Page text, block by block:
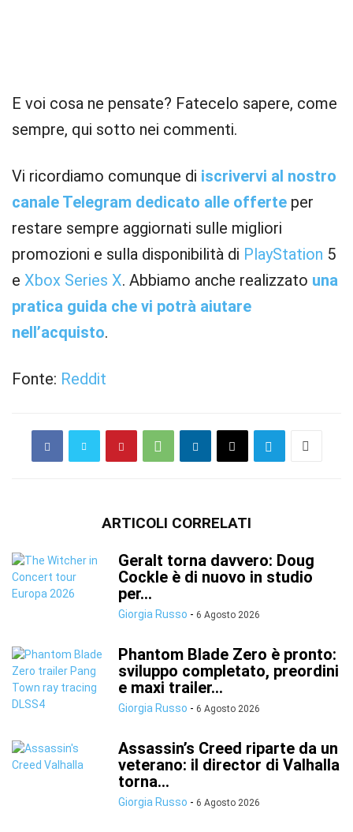
E voi cosa ne pensate? Fatecelo sapere, come
sempre, qui sotto nei commenti.
Vi ricordiamo comunque di iscrivervi al nostro
canale Telegram dedicato alle offerte per
restare sempre aggiornati sulle migliori
promozioni e sulla disponibilità di PlayStation 5
e Xbox Series X. Abbiamo anche realizzato una
pratica guida che vi potrà aiutare
nell’acquisto.
Fonte: Reddit
ARTICOLI CORRELATI
Geralt torna davvero: Doug
Cockle è di nuovo in studio
per...
Giorgia Russo - 6 Agosto 2026
Phantom Blade Zero è pronto:
sviluppo completato, preordini
e maxi trailer...
Giorgia Russo - 6 Agosto 2026
Assassin’s Creed riparte da un
veterano: il director di Valhalla
torna...
Giorgia Russo - 6 Agosto 2026